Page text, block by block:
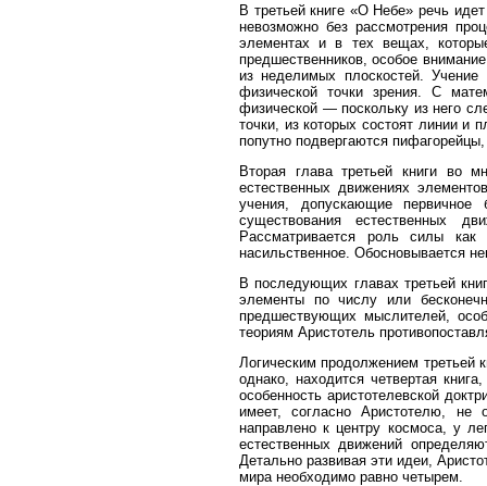
В третьей книге «О Небе» речь
невозможно без рассмотрения
элементах и в тех вещах,
предшественников, особое
из неде­лимых плоскостей.
физической точки зрения. С
физической — поскольку из него
точки, из которых состоят линии и
попутно подвергаются
Вторая глава третьей книги во
естественных движениях
учения, допускающие
существования естественных
Рассматривается роль силы
насильственное. Обосновывается
В последующих главах третьей
элементы по числу или
предшествующих мыслителей,
теориям Аристотель
Логическим продолжением третьей
однако, находится четвертая
особенность аристотелевской
имеет, согласно Аристотелю, не
направлено к центру космоса, у
естественных движений
Детально развивая эти идеи,
мира необходимо равно четырем.